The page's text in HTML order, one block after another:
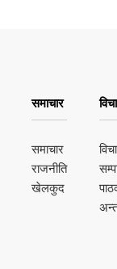
समाचार
समाचार
राजनीति
खेलकुद